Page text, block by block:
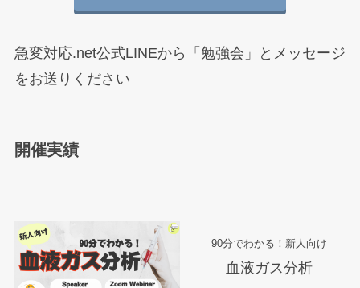
急変対応.net公式LINEから「勉強会」とメッセージ
をお送りください
開催実績
90分でわかる！新人向け
血液ガス分析